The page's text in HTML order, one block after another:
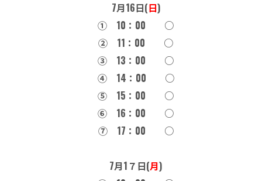
7月16日(日)
① 10：00 ○
② 11：00 ○
③ 13：00 ○
④ 14：00 ○
⑤ 15：00 ○
➅ 16：00 ○
⑦ 17：00 ○
7月1７日(月)